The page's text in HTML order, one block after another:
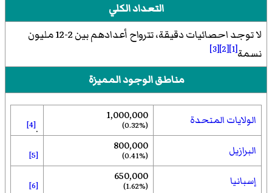
التعداد الكلي
لا توجد احصائيات دقيقة، تترواح أعدادهم بين 2-12 مليون
نسمة[1]
[2]
[3]
مناطق الوجود المميزة
الولايات المتحدة 1,000,000
(0.32%)
.
[4]
البرازيل 800,000
(0.41%)
[5]
إسبانيا 650,000
(1.62%)
[6]